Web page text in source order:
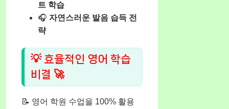
트 학습
🎧 자연스러운 발음 습득 전
략
💡 효율적인 영어 학습
비결 🚀
📝 영어 학원 수업을 100% 활용